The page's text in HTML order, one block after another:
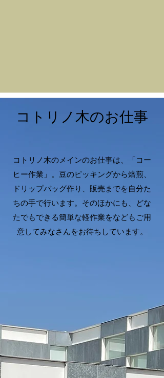
コトリノ木のお仕事
コトリノ木のメインのお仕事は、「コー
ヒー作業」。豆のピッキングから焙煎、
ドリップバッグ作り、販売までを自分た
ちの手で行います。そのほかにも、どな
たでもできる簡単な軽作業をなどもご用
意してみなさんをお待ちしています。